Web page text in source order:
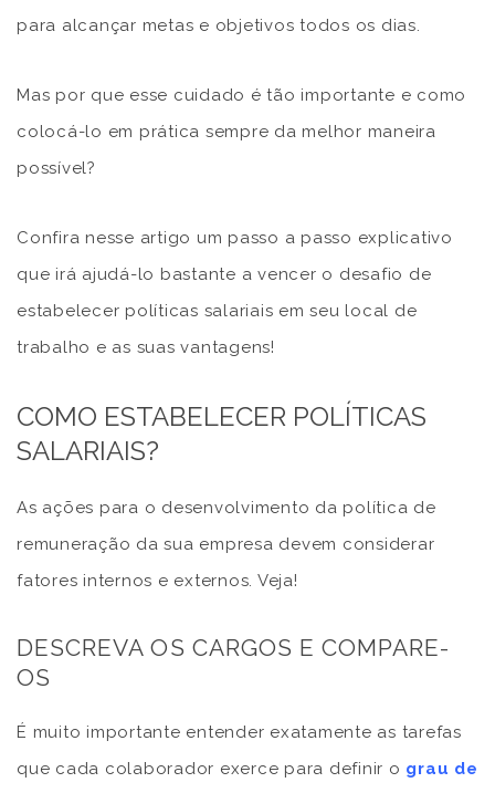
para alcançar metas e objetivos todos os dias.
Mas por que esse cuidado é tão importante e como
colocá-lo em prática sempre da melhor maneira
possível?
Confira nesse artigo um passo a passo explicativo
que irá ajudá-lo bastante a vencer o desafio de
estabelecer políticas salariais em seu local de
trabalho e as suas vantagens!
COMO ESTABELECER POLÍTICAS
SALARIAIS?
As ações para o desenvolvimento da política de
remuneração da sua empresa devem considerar
fatores internos e externos. Veja!
DESCREVA OS CARGOS E COMPARE-
OS
É muito importante entender exatamente as tarefas
que cada colaborador exerce para definir o grau de